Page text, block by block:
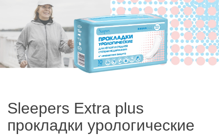
Sleepers Extra plus
прокладки урологические